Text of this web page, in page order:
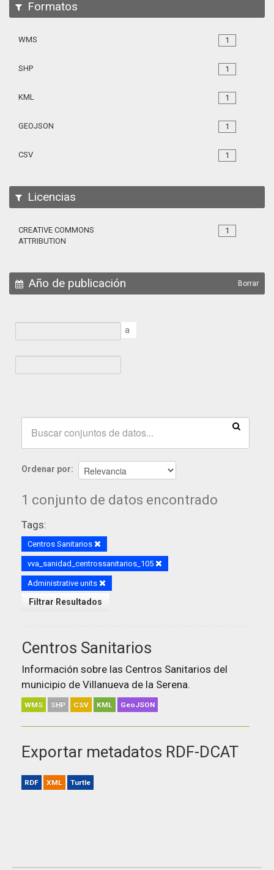
Formatos
1
WMS
1
SHP
1
KML
1
GEOJSON
1
CSV
Licencias
1
CREATIVE COMMONS
ATTRIBUTION
Año de publicación Borrar
a
Ordenar por
1 conjunto de datos encontrado
Tags:
Centros Sanitarios
vva_sanidad_centrossanitarios_105
Administrative units
Filtrar Resultados
Centros Sanitarios
Información sobre las Centros Sanitarios del
municipio de Villanueva de la Serena.
WMS SHP CSV KML GeoJSON
Exportar metadatos RDF-DCAT
RDF XML Turtle